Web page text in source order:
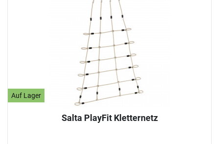
Auf Lager
Salta PlayFit Kletternetz